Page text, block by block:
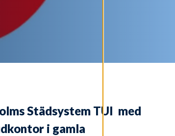
Städsystem TUI med
i gamla